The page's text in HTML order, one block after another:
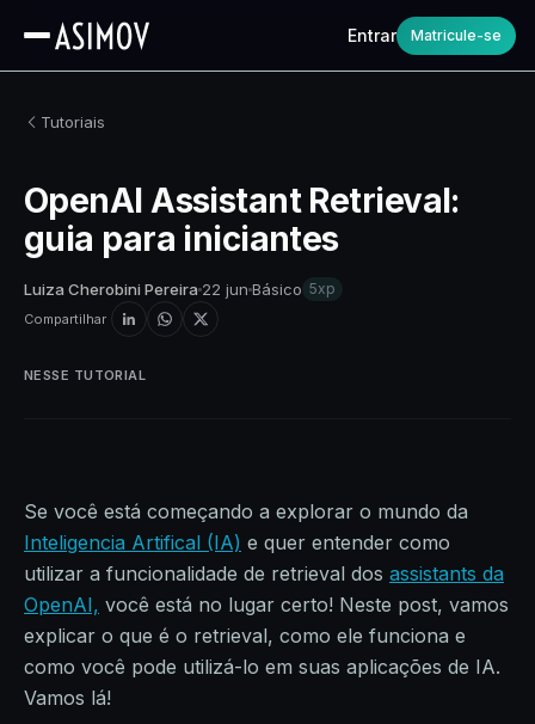
Entrar Matricule-se
Tutoriais
OpenAI Assistant Retrieval:
guia para iniciantes
Luiza Cherobini Pereira 22 jun Básico 5xp
Compartilhar
Se você está começando a explorar o mundo da
Inteligencia Artifical (IA) e quer entender como
utilizar a funcionalidade de retrieval dos assistants da
OpenAI, você está no lugar certo! Neste post, vamos
explicar o que é o retrieval, como ele funciona e
como você pode utilizá-lo em suas aplicações de IA.
Vamos lá!
NESSE TUTORIAL